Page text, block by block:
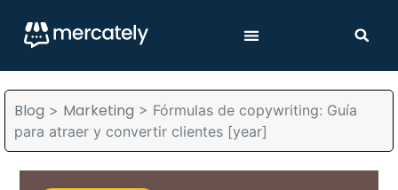
Blog > Marketing > Fórmulas de copywriting: Guía
para atraer y convertir clientes [year]